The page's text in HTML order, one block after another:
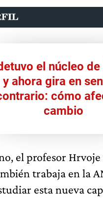
el núcleo
y ahora gira en
cómo
cambio
el profesor Hrvoje
trabaja en la
esta nueva